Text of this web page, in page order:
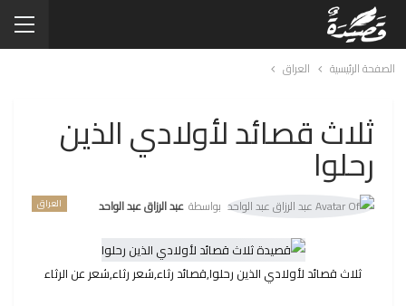
الصفحة الرئيسية العراق
ثلاث قصائد لأولادي الذين
رحلوا
العراق بواسطة عبد الرزاق عبد الواحد
ثلاث قصائد لأولادي الذين رحلوا,قصائد رثاء,شعر رثاء,شعر عن الرثاء